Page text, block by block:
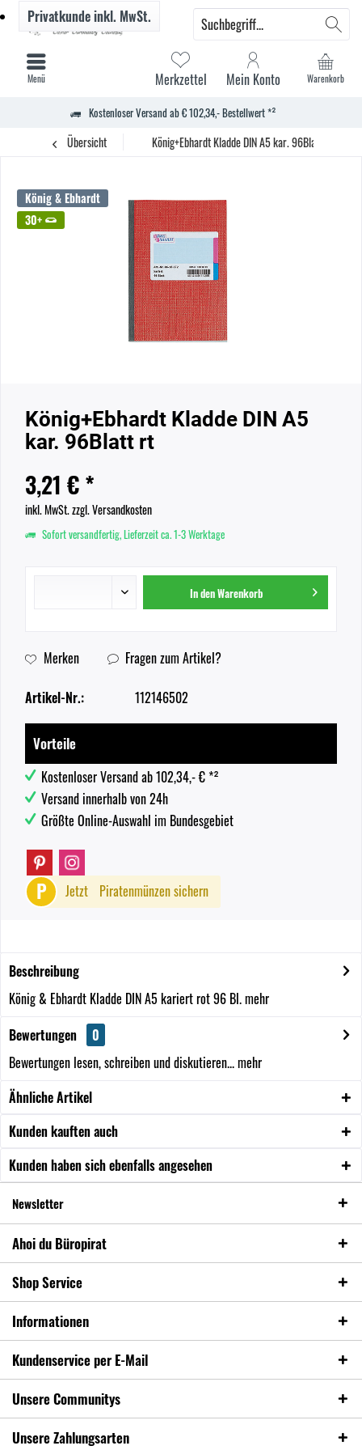
Kostenloser Versand ab € 102,34,- Bestellwert *²
Warenkorb
Merkzettel Mein Konto
Privatkundeinkl. MwSt.
Menü
Übersicht König+Ebhardt Kladde DIN A5 kar. 96Blatt rt
König & Ebhardt
30+
König+Ebhardt Kladde DIN A5
kar. 96Blatt rt
3,21 € *
inkl. MwSt.zzgl. Versandkosten
Sofort versandfertig, Lieferzeit ca. 1-3 Werktage
In denWarenkorb
Merken Fragen zum Artikel?
Artikel-Nr.: 112146502
Vorteile
Kostenloser Versand ab 102,34,- € *²
Versand innerhalb von 24h
Größte Online-Auswahl im Bundesgebiet
P Jetzt Piratenmünzen sichern
Beschreibung
König & Ebhardt Kladde DIN A5 kariert rot 96 Bl.mehr
Bewertungen
0
Bewertungen lesen, schreiben und diskutieren...mehr
Ähnliche Artikel
Kunden kauften auch
Kunden haben sich ebenfalls angesehen
Newsletter
Ahoi du Büropirat
Shop Service
Informationen
Kundenservice per E-Mail
Unsere Communitys
Unsere Zahlungsarten